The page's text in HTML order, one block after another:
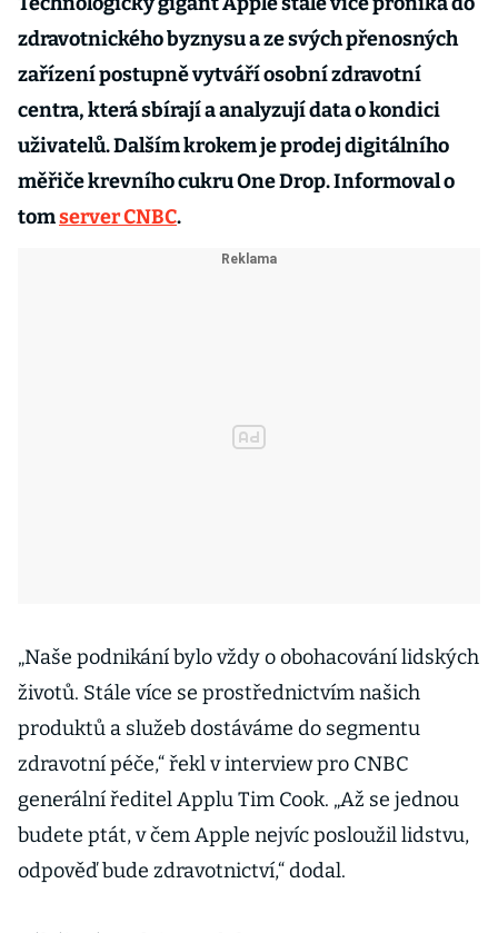
zdravotnického byznysu a ze svých přenosných
zařízení postupně vytváří osobní zdravotní
centra, která sbírají a analyzují data o kondici
uživatelů. Dalším krokem je prodej digitálního
měřiče krevního cukru One Drop. Informoval o
tomserver CNBC.
„Naše podnikání bylo vždy o obohacování lidských
životů. Stále více se prostřednictvím našich
produktů a služeb dostáváme do segmentu
zdravotní péče,“ řekl v interview pro CNBC
generální ředitel Applu Tim Cook. „Až se jednou
budete ptát, v čem Apple nejvíc posloužil lidstvu,
odpověď bude zdravotnictví,“ dodal.